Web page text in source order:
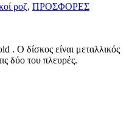
ροζ, ΠΡΟΣΦΟΡΕΣ
. Ο δίσκος είναι μεταλλικός
δύο του πλευρές.